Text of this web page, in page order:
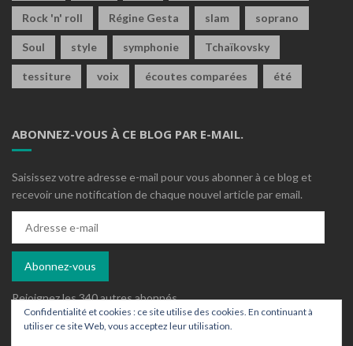
Rock 'n' roll Régine Gesta slam soprano
Soul style symphonie Tchaïkovsky
tessiture voix écoutes comparées été
ABONNEZ-VOUS À CE BLOG PAR E-MAIL.
Saisissez votre adresse e-mail pour vous abonner à ce blog et
recevoir une notification de chaque nouvel article par email.
mail
Abonnez-vous
Rejoignez les 340 autres abonnés
Confidentialité et cookies : ce site utilise des cookies. En continuant à
utiliser ce site Web, vous acceptez leur utilisation.